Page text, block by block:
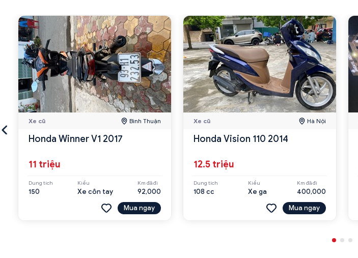
Xe cũ Bình Thuận
Honda Winner V1 2017
11 triệu
Dung tích
150
Kiểu
Xe côn tay
Km đã đi
92,000
Mua ngay
Xe cũ Hà Nội
Honda Vision 110 2014
12.5 triệu
Dung tích
108 cc
Kiểu
Xe ga
Km đã đi
400,000
Mua ngay